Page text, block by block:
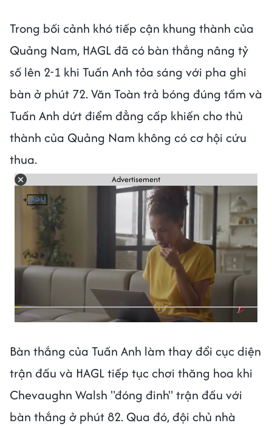
Trong bối cảnh khó tiếp cận khung thành của
Quảng Nam, HAGL đã có bàn thắng nâng tỷ
số lên 2-1 khi Tuấn Anh tỏa sáng với pha ghi
bàn ở phút 72. Văn Toàn trả bóng đúng tầm và
Tuấn Anh dứt điểm đẳng cấp khiến cho thủ
thành của Quảng Nam không có cơ hội cứu
thua.
Advertisement
Bàn thắng của Tuấn Anh làm thay đổi cục diện
trận đấu và HAGL tiếp tục chơi thăng hoa khi
Chevaughn Walsh "đóng đinh" trận đấu với
bàn thắng ở phút 82. Qua đó, đội chủ nhà